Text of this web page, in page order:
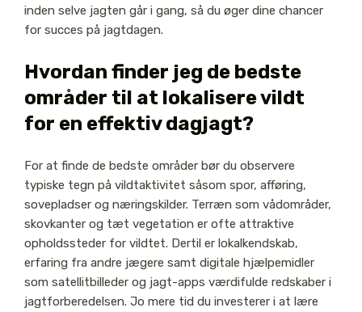
inden selve jagten går i gang, så du øger dine chancer
for succes på jagtdagen.
Hvordan finder jeg de bedste
områder til at lokalisere vildt
for en effektiv dagjagt?
For at finde de bedste områder bør du observere
typiske tegn på vildtaktivitet såsom spor, afføring,
sovepladser og næringskilder. Terræn som vådområder,
skovkanter og tæt vegetation er ofte attraktive
opholdssteder for vildtet. Dertil er lokalkendskab,
erfaring fra andre jægere samt digitale hjælpemidler
som satellitbilleder og jagt-apps værdifulde redskaber i
jagtforberedelsen. Jo mere tid du investerer i at lære